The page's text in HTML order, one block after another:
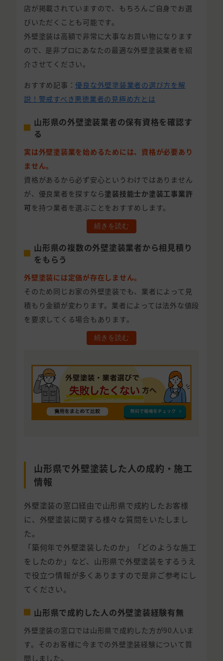
店が掲載されていますので、もちろんご自身でお選
びいただくことも可能です。
外壁塗装は高額で非常に大事なお買い物になります
ので、是非プロにあなたの最適な外壁塗装業者を紹
介させてください。
おすすめ記事：優良な外壁塗装業者の選び方を解
説！警戒すべき悪徳業者の見極め方とは
山形県の外壁塗装業者の保有資格を確認す
る
実は外壁塗装業を始めるためには、資格が必要あり
ません。
資格があるから必ず安心というわけではありません
が、優良業者を探すなら塗装技能士か塗装工事業許
可 を持つ業者を選ぶことをおすすめします。
続きを読む
山形県の複数の外壁塗装業者から相見積り
をもらう
外壁塗装には定価が存在しません。
そのため同じお家の外壁塗装でも、業者によって見
積もり金額が変わります。業者によっては法外な値段
を要求してくる場合もあります。
続きを読む
山形県で外壁塗装した人の成約・施工
情報
外壁塗装の窓口経由で山形県で成約したお客様
に、外壁塗装に関する様々な質問をいたしまし
た。
「築何年で外壁塗装したのか」「どのような施工
をしたのか」など、山形県で外壁塗装をするうえ
で役立つ情報が多くありますので是非ご参考にし
てください。
山形県で成約した人の外壁塗装経験有無
外壁塗装の窓口では山形県で成約した方が90人いま
す。そのお客様に今までの外壁塗装経験について質
問しました。